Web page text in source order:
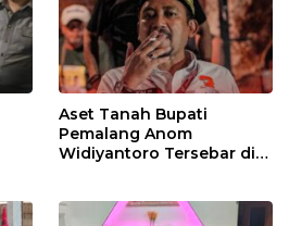
Aset Tanah Bupati
Pemalang Anom
Widiyantoro Tersebar di